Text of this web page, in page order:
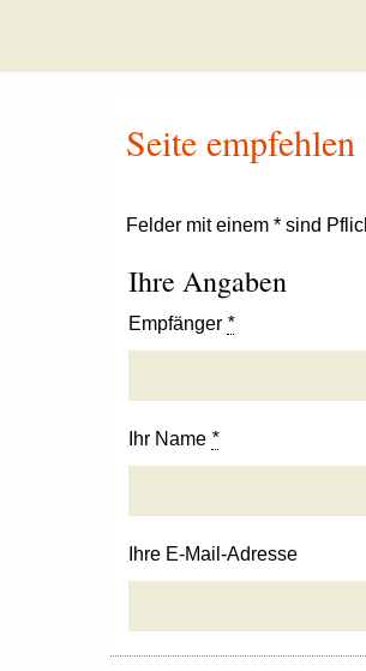
Seite empfehlen
Felder mit einem * sind
Ihre Angaben
Empfänger *
Ihr Name *
Ihre E-Mail-Adresse